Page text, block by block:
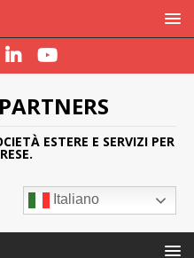
ESTERE E SERVIZI PER
Italiano